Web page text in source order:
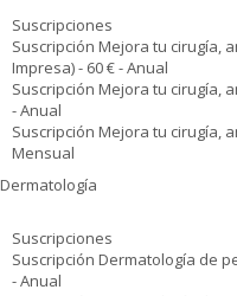
Suscripciones
Suscripción Mejora tu cirugía,
Impresa) - 60 € - Anual
Suscripción Mejora tu cirugía,
- Anual
Suscripción Mejora tu cirugía,
Mensual
Dermatología
Suscripciones
Suscripción Dermatología de
- Anual